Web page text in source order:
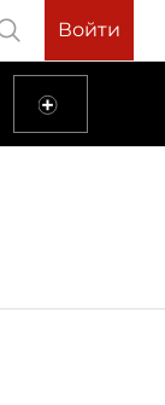
Войти